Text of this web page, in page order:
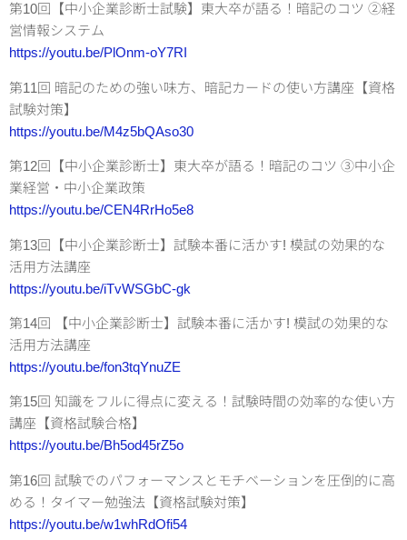
第10回【中小企業診断士試験】東大卒が語る！暗記のコツ ②経
営情報システム
https://youtu.be/PlOnm-oY7RI
第11回 暗記のための強い味方、暗記カードの使い方講座【資格
試験対策】
https://youtu.be/M4z5bQAso30
第12回【中小企業診断士】東大卒が語る！暗記のコツ ③中小企
業経営・中小企業政策
https://youtu.be/CEN4RrHo5e8
第13回【中小企業診断士】試験本番に活かす! 模試の効果的な
活用方法講座
https://youtu.be/iTvWSGbC-gk
第14回 【中小企業診断士】試験本番に活かす! 模試の効果的な
活用方法講座
https://youtu.be/fon3tqYnuZE
第15回 知識をフルに得点に変える！試験時間の効率的な使い方
講座【資格試験合格】
https://youtu.be/Bh5od45rZ5o
第16回 試験でのパフォーマンスとモチベーションを圧倒的に高
める！タイマー勉強法【資格試験対策】
https://youtu.be/w1whRdOfi54